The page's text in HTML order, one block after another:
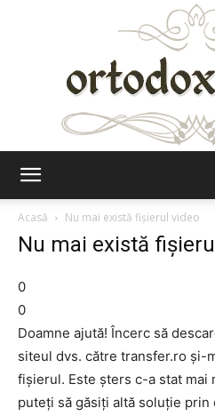
Acasă
Nu mai există fișierul video
Nu mai există
0
0
Doamne ajută! Încerc să
siteul dvs. către transfer.ro și-
fișierul. Este șters c-a stat mai
puteți să găsiți altă soluție prin